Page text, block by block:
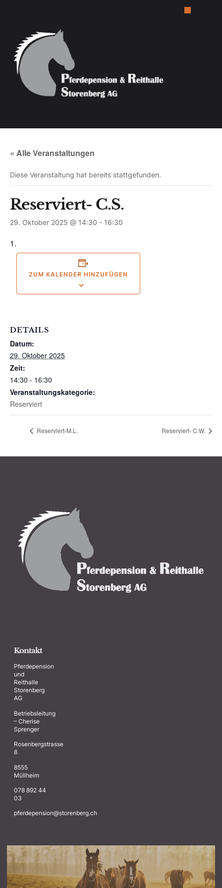
« Alle Veranstaltungen
Diese Veranstaltung hat bereits stattgefunden.
Reserviert- C.S.
29. Oktober 2025 @ 14:30 - 16:30
ZUM KALENDER HINZUFÜGEN
DETAILS
Datum:
29. Oktober 2025
Zeit:
14:30 - 16:30
Veranstaltungskategorie:
Reserviert
Reserviert-M.L. Reserviert- C.W.
Kontakt
Pferdepension
und
Reithalle
Storenberg
AG
Betriebsleitung
– Cherise
Sprenger
Rosenbergstrasse
8
8555
Müllheim
078 892 44
03
hc.grebnerots
@noisnepedrefp